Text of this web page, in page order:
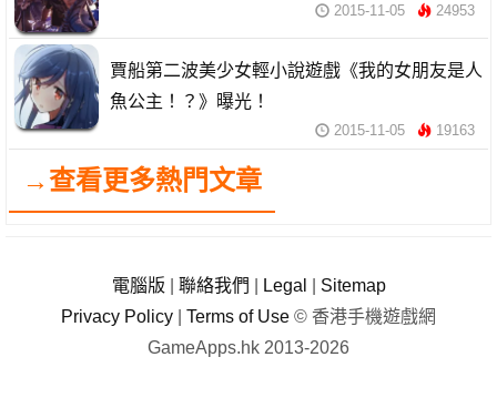
2015-11-05 24953
賈船第二波美少女輕小說遊戲《我的女朋友是人
魚公主！？》曝光！
2015-11-05 19163
→查看更多熱門文章
電腦版 聯絡我們 Legal
Sitemap
Privacy Policy
Terms of Use © 香港手機遊戲網
GameApps.hk 2013-2026